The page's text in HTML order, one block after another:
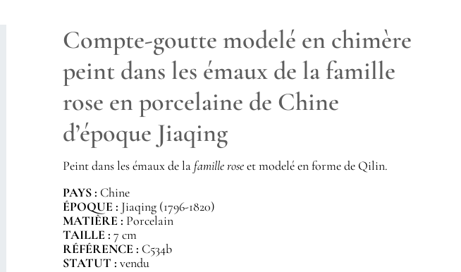
Compte-goutte modelé en chimère
peint dans les émaux de la famille
rose en porcelaine de Chine
d’époque Jiaqing
Peint dans les émaux de la famille roseet modelé en forme de Qilin.
PAYS : Chine
ÉPOQUE : Jiaqing (1796-1820)
MATIÈRE : Porcelain
TAILLE :7 cm
RÉFÉRENCE : C534b
STATUT :vendu